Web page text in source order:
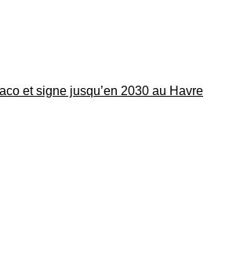
et signe jusqu’en 2030 au Havre